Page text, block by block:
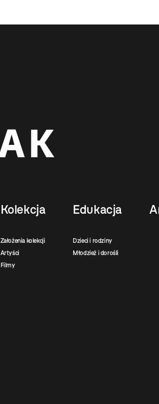
Kolekcja
Założenia kolekcji
Artyści
Filmy
Edukacja
Dzieci i rodziny
Młodzież i dorośli